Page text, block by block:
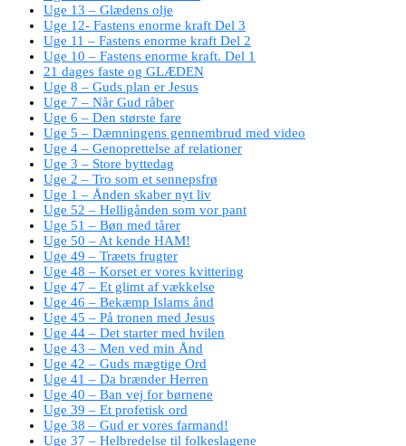
Uge 13 – Glædens olje
Uge 12- Fastens enorme kraft Del 3
Uge 11 – Fastens enorme kraft Del 2
Uge 10 – Fastens enorme kraft. Del 1
21 dages faste og GLÆDEN
Uge 8 – Guds plan er Jesus
Uge 7 – Når Gud råber
Uge 6 – Den største fare
Uge 5 – Dæmningens gennembrud med video
Uge 4 – Genoprettelse af relationer
Uge 3 – Store byttedag
Uge 2 – Tro som et sennepsfrø
Uge 1 – Ånden skaber nyt liv
Uge 52 – Helligånden som vor pant
Uge 51 – Bøn med tårer
Uge 50 – At kende HAM!
Uge 49 – Træets frugter
Uge 48 – Korset er vores kvittering
Uge 47 – Et glimt af vækkelse
Uge 46 – Bekæmp Islams ånd
Uge 45 – På tronen med Jesus
Uge 44 – Det starter med hvilen
Uge 43 – Men ved min Ånd
Uge 42 – Guds mægtige Ord
Uge 41 – Da brænder Herren
Uge 40 – Ban vej for børnene
Uge 39 – Et profetisk ord
Uge 38 – Gud er vores farmand!
Uge 37 – Helbredelse til folkeslagene